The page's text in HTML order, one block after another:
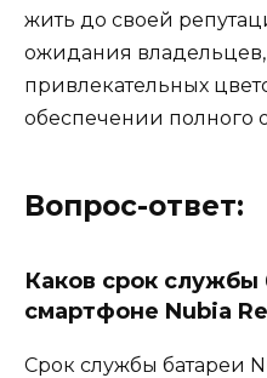
жить до своей
ожидания
привлекательных
обеспечении полного
Вопрос-ответ:
Каков срок службы
смартфоне Nubia
Срок службы батареи